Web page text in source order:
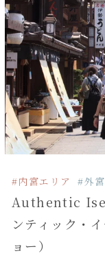
#内宮エリア #外
Authentic
ンティック・
ョー）